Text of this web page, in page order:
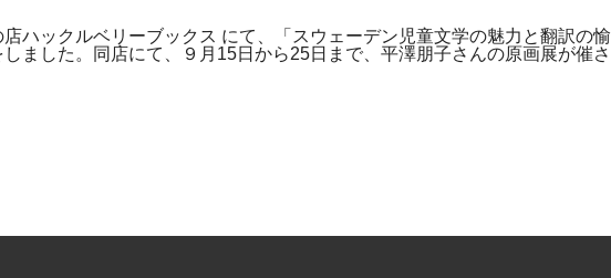
ハックルベリーブックス にて、「スウェーデン児童文学の魅力と翻訳の愉
ました。同店にて、９月15日から25日まで、平澤朋子さんの原画展が催さ